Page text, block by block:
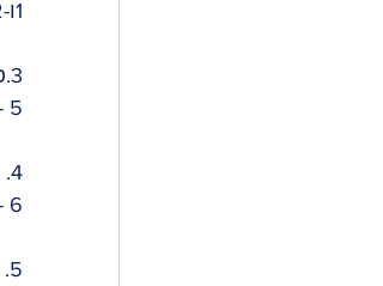
1ו-2 באוקטובר
3.פסטיבל
5 -16 באוקטובר
4.
6 -16 באוקטובר
5.